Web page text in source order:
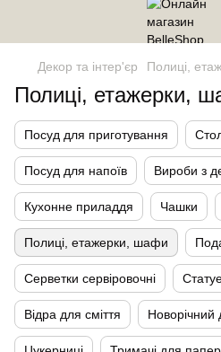
Декор та інтер'єр Полиці,
Полиці, етажерки,
Посуд для приготування
Посуд для напоїв Вироби з
Кухонне приладдя Чашки
Полиці, етажерки, шафи
Серветки сервіровочні
Відра для сміття Новорічний